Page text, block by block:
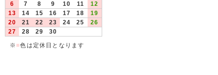
6
7 8 9 10 11
12
13
14 15 16 17 18
19
20
21 22 23 24 25
26
27
28 29
30
※ ■色は定休日となります